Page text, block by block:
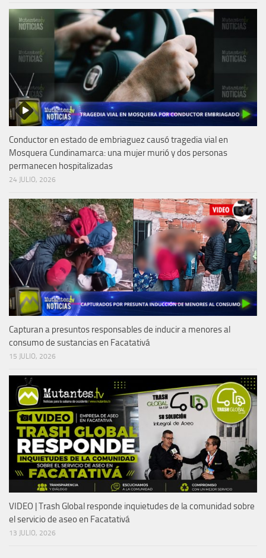
Conductor en estado de embriaguez causó tragedia vial en
Mosquera Cundinamarca: una mujer murió y dos personas
permanecen hospitalizadas
24 JULIO, 2026
Capturan a presuntos responsables de inducir a menores al
consumo de sustancias en Facatativá
15 JULIO, 2026
VIDEO | Trash Global responde inquietudes de la comunidad sobre
el servicio de aseo en Facatativá
13 JULIO, 2026